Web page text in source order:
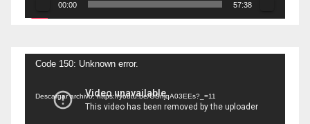
00:00 57:38
Reproductor
Code 150: Unknown error.
Descargar archivo: https://youtu.be/GSnjqA03EEs?_=11